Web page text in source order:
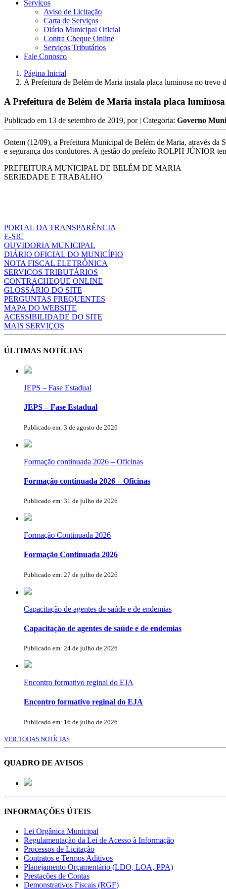
Serviços
Aviso de Licitação
Carta de Serviços
Diário Municipal Oficial
Contra Cheque Online
Serviços Tributários
Fale Conosco
Página Inicial
A Prefeitura de Belém de Maria instala placa luminosa no trevo
A Prefeitura de Belém de Maria instala placa
Publicado em 13 de setembro de 2019, por | Categoria: Governo
Ontem (12/09), a Prefeitura Municipal de Belém de Maria, através da
e segurança dos condutores. A gestão do prefeito ROLPH JÚNIOR
PREFEITURA MUNICIPAL DE BELÉM DE MARIA
SERIEDADE E TRABALHO
PORTAL DA TRANSPARÊNCIA
E-SIC
OUVIDORIA MUNICIPAL
DIÁRIO OFICIAL DO MUNICÍPIO
NOTA FISCAL ELETRÔNICA
SERVIÇOS TRIBUTÁRIOS
CONTRACHEQUE ONLINE
GLOSSÁRIO DO SITE
PERGUNTAS FREQUENTES
MAPA DO WEBSITE
ACESSIBILIDADE DO SITE
MAIS SERVIÇOS
ÚLTIMAS NOTÍCIAS
JEPS – Fase Estadual
JEPS – Fase Estadual
Publicado em: 3 de agosto de 2026
Formação continuada 2026 – Oficinas
Formação continuada 2026 – Oficinas
Publicado em: 31 de julho de 2026
Formação Continuada 2026
Formação Continuada 2026
Publicado em: 27 de julho de 2026
Capacitação de agentes de saúde e de endemias
Capacitação de agentes de saúde e de endemias
Publicado em: 24 de julho de 2026
Encontro formativo reginal do EJA
Encontro formativo reginal do EJA
Publicado em: 16 de julho de 2026
VER TODAS NOTÍCIAS
QUADRO DE AVISOS
INFORMAÇÕES ÚTEIS
Lei Orgânica Municipal
Regulamentação da Lei de Acesso à Informação
Processos de Licitação
Contratos e Termos Aditivos
Planejamento Orçamentário (LDO, LOA, PPA)
Prestações de Contas
Demonstrativos Fiscais (RGF)